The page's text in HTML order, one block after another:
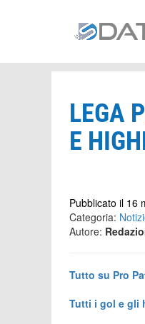
LEGA
E
Pubblicato il 16
Categoria:
Autore:
Tutto su Pro
Tutti i gol e gli